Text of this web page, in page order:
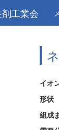
工業会
イオ
形状
組成